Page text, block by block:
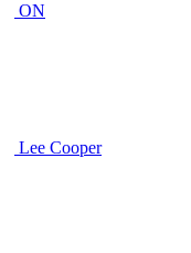
ON
Lee Cooper